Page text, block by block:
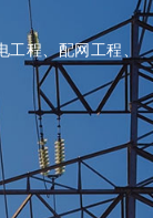
工程、配网工程、